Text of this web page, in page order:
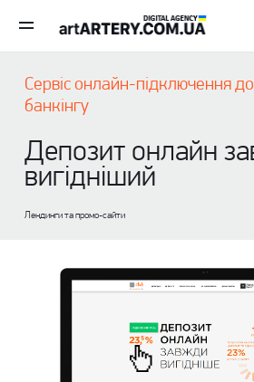
Сервіс онлайн-підключення
банкінгу
Депозит онлайн
вигідніший
Лендинги та промо-сайти